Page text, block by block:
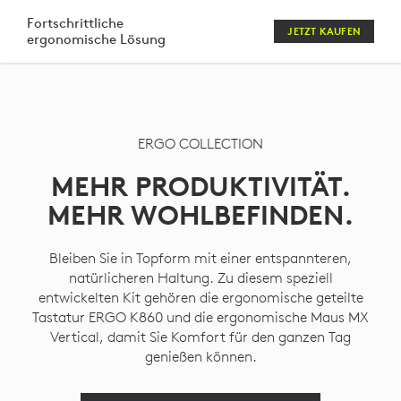
ERGO
SET
HEADSET
UND
WEBCAM
Fortschrittliche
ergonomische Lösung
JETZT KAUFEN
ERGO COLLECTION
MEHR PRODUKTIVITÄT.
MEHR WOHLBEFINDEN.
Bleiben Sie in Topform mit einer entspannteren,
natürlicheren Haltung. Zu diesem speziell
entwickelten Kit gehören die ergonomische geteilte
Tastatur ERGO K860 und die ergonomische Maus MX
Vertical, damit Sie Komfort für den ganzen Tag
genießen können.